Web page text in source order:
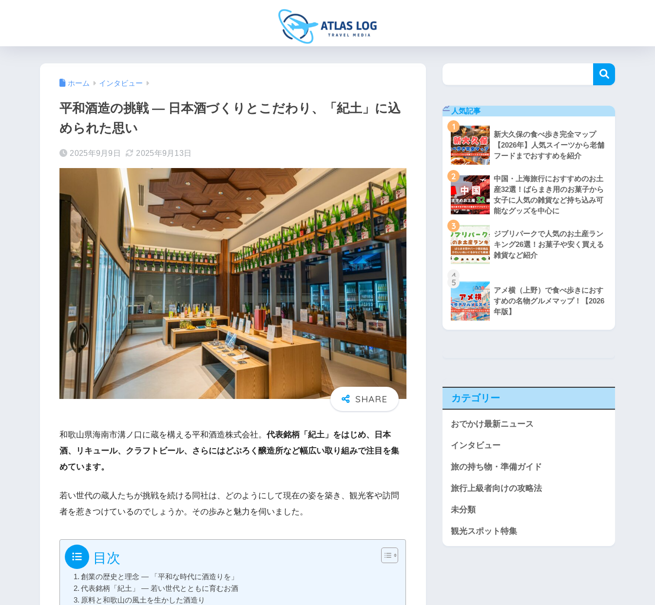
ホーム インタビュー
平和酒造の挑戦 ― 日本酒づくりとこだわり、「紀土」に込
められた思い
2025年9月9日 2025年9月13日
和歌山県海南市溝ノ口に蔵を構える平和酒造株式会社。 代表銘柄「紀土」をはじめ、日本
酒、リキュール、クラフトビール、さらにはどぶろく醸造所など幅広い取り組みで注目を集
めています。
若い世代の蔵人たちが挑戦を続ける同社は、どのようにして現在の姿を築き、観光客や訪問
者を惹きつけているのでしょうか。その歩みと魅力を伺いました。
目次
創業の歴史と理念 ― 「平和な時代に酒造りを」
代表銘柄「紀土」 ― 若い世代とともに育むお酒
原料と和歌山の風土を生かした酒造り
人気記事
1
新大久保の食べ歩き完全マップ
【2026年】人気スイーツから老舗
フードまでおすすめを紹介
2
中国・上海旅行におすすめのお土
産32選！ばらまき用のお菓子から
女子に人気の雑貨など持ち込み可
能なグッズを中心に
3
ジブリパークで人気のお土産ラン
キング26選！お菓子や安く買える
雑貨など紹介
4
5
アメ横（上野）で食べ歩きにおす
すめの名物グルメマップ！【2026
年版】
カテゴリー
おでかけ最新ニュース
インタビュー
旅の持ち物・準備ガイド
旅行上級者向けの攻略法
未分類
観光スポット特集